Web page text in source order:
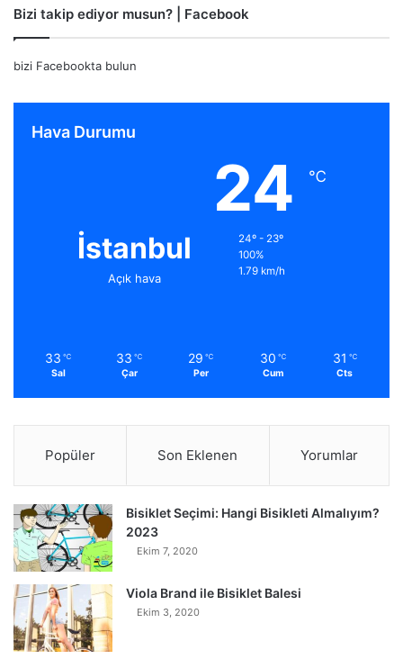
Bizi takip ediyor musun? | Facebook
bizi Facebookta bulun
Hava Durumu
İstanbul
Açık hava
24 ℃
24º - 23º
100%
1.79 km/h
33 ℃
Sal
33 ℃
Çar
29 ℃
Per
30 ℃
Cum
31 ℃
Cts
Popüler Son Eklenen Yorumlar
Bisiklet Seçimi: Hangi Bisikleti Almalıyım?
2023
Ekim 7, 2020
Viola Brand ile Bisiklet Balesi
Ekim 3, 2020